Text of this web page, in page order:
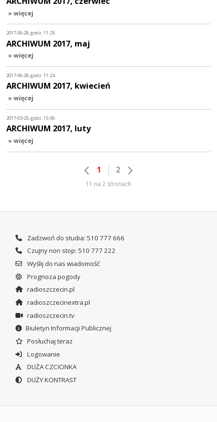
» więcej
2017-06-28, godz. 11:25
ARCHIWUM 2017, maj
» więcej
2017-06-28, godz. 11:24
ARCHIWUM 2017, kwiecień
» więcej
2017-03-25, godz. 15:06
ARCHIWUM 2017, luty
» więcej
1 2
11 na 2 stronach
Zadzwoń do studia: 510 777 666
Czujny non stop: 510 777 222
Wyślij do nas wiadomość
Prognoza pogody
radioszczecin.pl
radioszczecinextra.pl
radioszczecin.tv
Biuletyn Informacji Publicznej
Posłuchaj teraz
Logowanie
DUŻA CZCIONKA
DUŻY KONTRAST